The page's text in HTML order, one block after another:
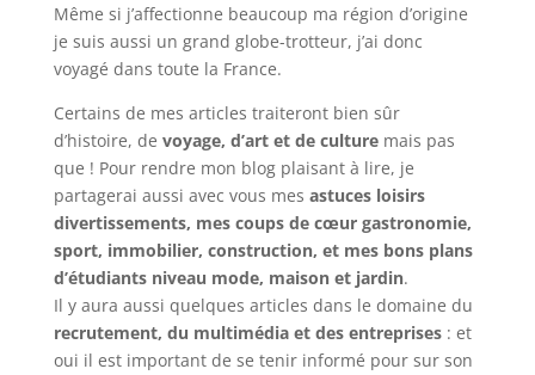
Même si j’affectionne beaucoup ma région d’origine
je suis aussi un grand globe-trotteur, j’ai donc
voyagé dans toute la France.
Certains de mes articles traiteront bien sûr
d’histoire, de voyage, d’art et de culturemais pas
que ! Pour rendre mon blog plaisant à lire, je
partagerai aussi avec vous mes astuces loisirs
divertissements, mes coups de cœur gastronomie,
sport, immobilier, construction, et mes bons plans
d’étudiants niveau mode, maison et jardin.
Il y aura aussi quelques articles dans le domaine du
recrutement, du multimédia et des entreprises: et
oui il est important de se tenir informé pour sur son